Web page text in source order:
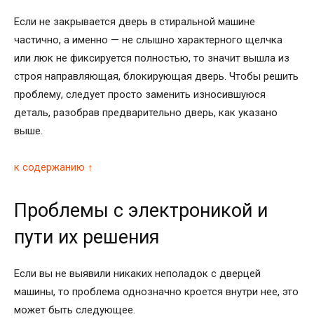
Если не закрывается дверь в стиральной машине
частично, а именно — не слышно характерного щелчка
или люк не фиксируется полностью, то значит вышла из
строя направляющая, блокирующая дверь. Чтобы решить
проблему, следует просто заменить износившуюся
деталь, разобрав предварительно дверь, как указано
выше.
к содержанию ↑
Проблемы с электроникой и
пути их решения
Если вы не выявили никаких неполадок с дверцей
машины, то проблема однозначно кроется внутри нее, это
может быть следующее.